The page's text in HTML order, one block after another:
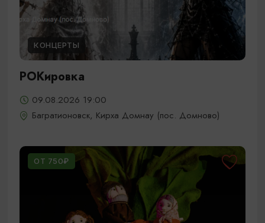
КОНЦЕРТЫ
РОКировка
09.08.2026 19:00
Багратионовск, Кирха Домнау (пос. Домново)
ОТ 750₽